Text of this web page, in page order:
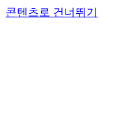
콘텐츠로 건너뛰기